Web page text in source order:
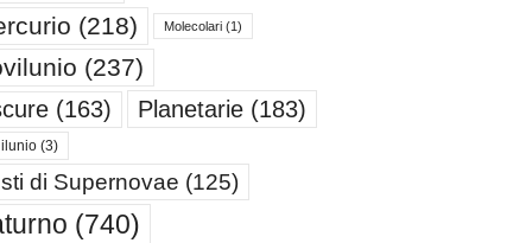
(218) Molecolari(1)
(237)
(163) Planetarie(183)
(3)
di Supernovae (125)
(740)